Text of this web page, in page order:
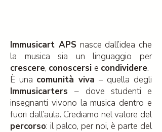
Immusicart APS nasce dall’idea che
la musica sia un linguaggio per
crescere, conoscersi e condividere.
È una comunità viva – quella degli
Immusicarters– dove studenti e
insegnanti vivono la musica dentro e
fuori dall’aula. Crediamo nel valore del
percorso: il palco, per noi, è parte del